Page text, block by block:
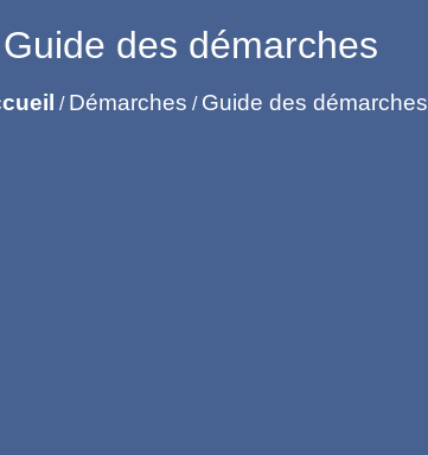
Guide des démarches
/ Démarches / Guide des démarches